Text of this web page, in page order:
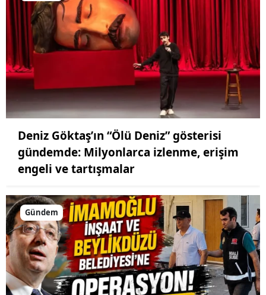
Deniz Göktaş’ın “Ölü Deniz” gösterisi
gündemde: Milyonlarca izlenme, erişim
engeli ve tartışmalar
Gündem